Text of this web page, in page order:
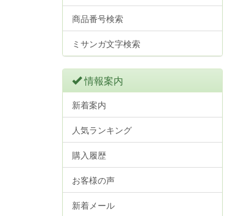
商品番号検索
ミサンガ文字検索
情報案内
新着案内
人気ランキング
購入履歴
お客様の声
新着メール